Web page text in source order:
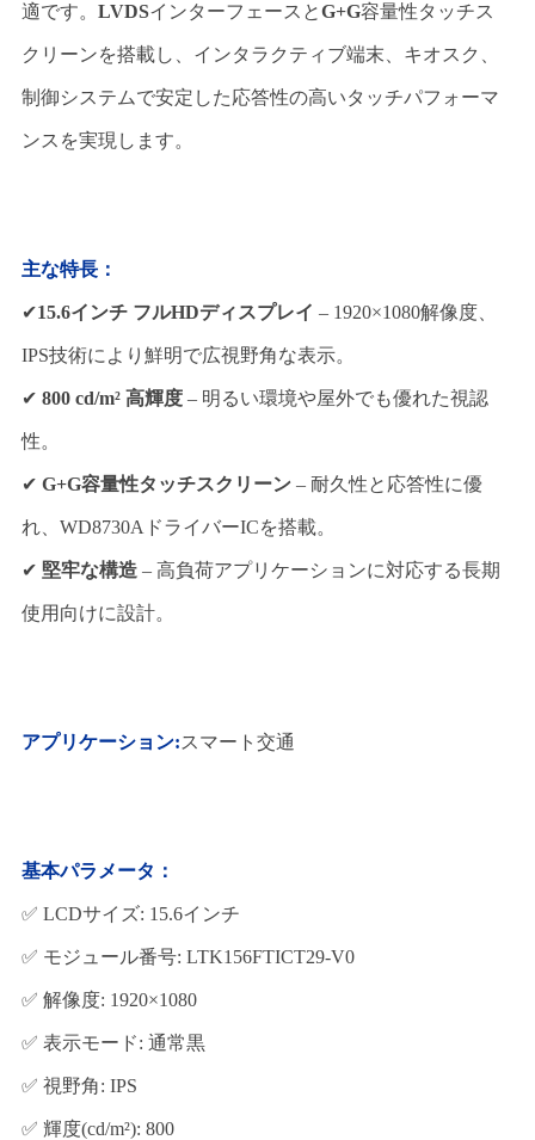
適です。LVDSインターフェースとG+G容量性タッチス
クリーンを搭載し、インタラクティブ端末、キオスク、
制御システムで安定した応答性の高いタッチパフォーマ
ンスを実現します。
主な特長：
✔15.6インチ フルHDディスプレイ – 1920×1080解像度、
IPS技術により鮮明で広視野角な表示。
✔ 800 cd/m² 高輝度 – 明るい環境や屋外でも優れた視認
性。
✔G+G容量性タッチスクリーン– 耐久性と応答性に優
れ、WD8730AドライバーICを搭載。
✔堅牢な構造 – 高負荷アプリケーションに対応する長期
使用向けに設計。
アプリケーション:スマート交通
基本パラメータ：
✅ LCDサイズ: 15.6インチ
✅ モジュール番号: LTK156FTICT29-V0
✅ 解像度: 1920×1080
✅ 表示モード: 通常黒
✅ 視野角: IPS
✅ 輝度(cd/m²): 800